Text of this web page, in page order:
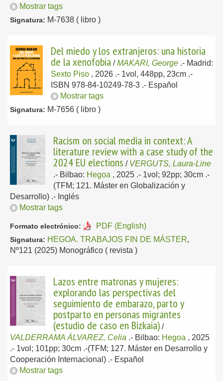
Mostrar tags
Signatura: M-7638 ( libro )
Del miedo y los extranjeros: una historia
de la xenofobia /MAKARI, George .- Madrid:
Sexto Piso , 2026 .- 1vol, 448pp, 23cm .-
ISBN 978-84-10249-78-3 .- Español
Mostrar tags
Signatura: M-7656 ( libro )
Racism on social media in context: A
literature review with a case study of the
2024 EU elections / VERGUTS, Laura-Line
.- Bilbao: Hegoa , 2025 .- 1vol; 92pp; 30cm .-
(TFM; 121. Máster en Globalización y
Desarrollo) .- Inglés
Mostrar tags
Formato electrónico: PDF (English)
Signatura: HEGOA. TRABAJOS FIN DE MÁSTER,
Nº121 (2025) Monográfico ( revista )
Lazos entre matronas y mujeres:
explorando las perspectivas del
seguimiento de embarazo, parto y
postparto en personas migrantes
(estudio de caso en Bizkaia) /
VALDERRAMA ÁLVAREZ, Celia .- Bilbao: Hegoa , 2025
.- 1vol; 101pp; 30cm .-(TFM; 127. Máster en Desarrollo y
Cooperación Internacional) .- Español
Mostrar tags